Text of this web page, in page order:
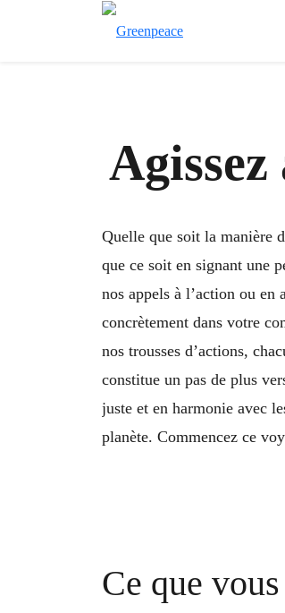
Agissez
Quelle que soit la manière
que ce soit en signant une
nos appels à l’action ou en
concrètement dans votre
nos trousses d’actions,
constitue un pas de plus
juste et en harmonie avec
planète. Commencez ce
Ce que